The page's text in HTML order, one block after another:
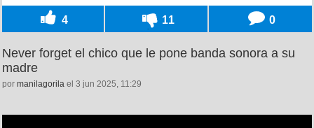
4 11 0
Never forget el chico que le pone banda sonora a su
madre
por manilagorila el 3 jun 2025, 11:29